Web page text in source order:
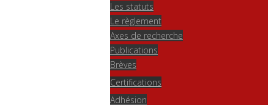
Les statuts
Le règlement
Axes de recherche
Publications
Brèves
Certifications
Adhésion